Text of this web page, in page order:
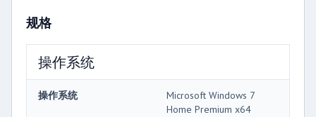
规格
操作系统
操作系统
Microsoft Windows 7
Home Premium x64